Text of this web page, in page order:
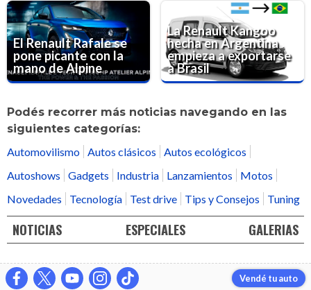
El Renault Rafale se
pone picante con la
mano de Alpine
La Renault Kangoo
hecha en Argentina
empieza a exportarse
a Brasil
Podés recorrer más noticias navegando en las
siguientes categorías:
Automovilismo
Autos clásicos
Autos ecológicos
Autoshows
Gadgets Industria Lanzamientos
Motos
Novedades
Tecnología Test drive Tips y Consejos Tuning
NOTICIAS ESPECIALES GALERIAS
Vendé tu auto